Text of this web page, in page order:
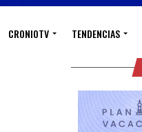
CRONIOTV TENDENCIAS